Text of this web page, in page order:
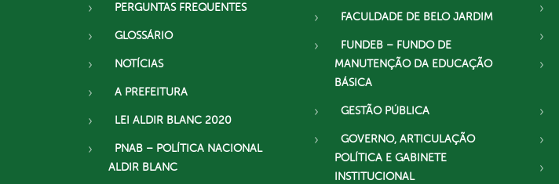
PERGUNTAS FREQUENTES
GLOSSÁRIO
NOTÍCIAS
A PREFEITURA
LEI ALDIR BLANC 2020
PNAB – POLÍTICA NACIONAL
ALDIR BLANC
FACULDADE DE BELO JARDIM
FUNDEB – FUNDO DE
MANUTENÇÃO DA EDUCAÇÃO
BÁSICA
GESTÃO PÚBLICA
GOVERNO, ARTICULAÇÃO
POLÍTICA E GABINETE
INSTITUCIONAL